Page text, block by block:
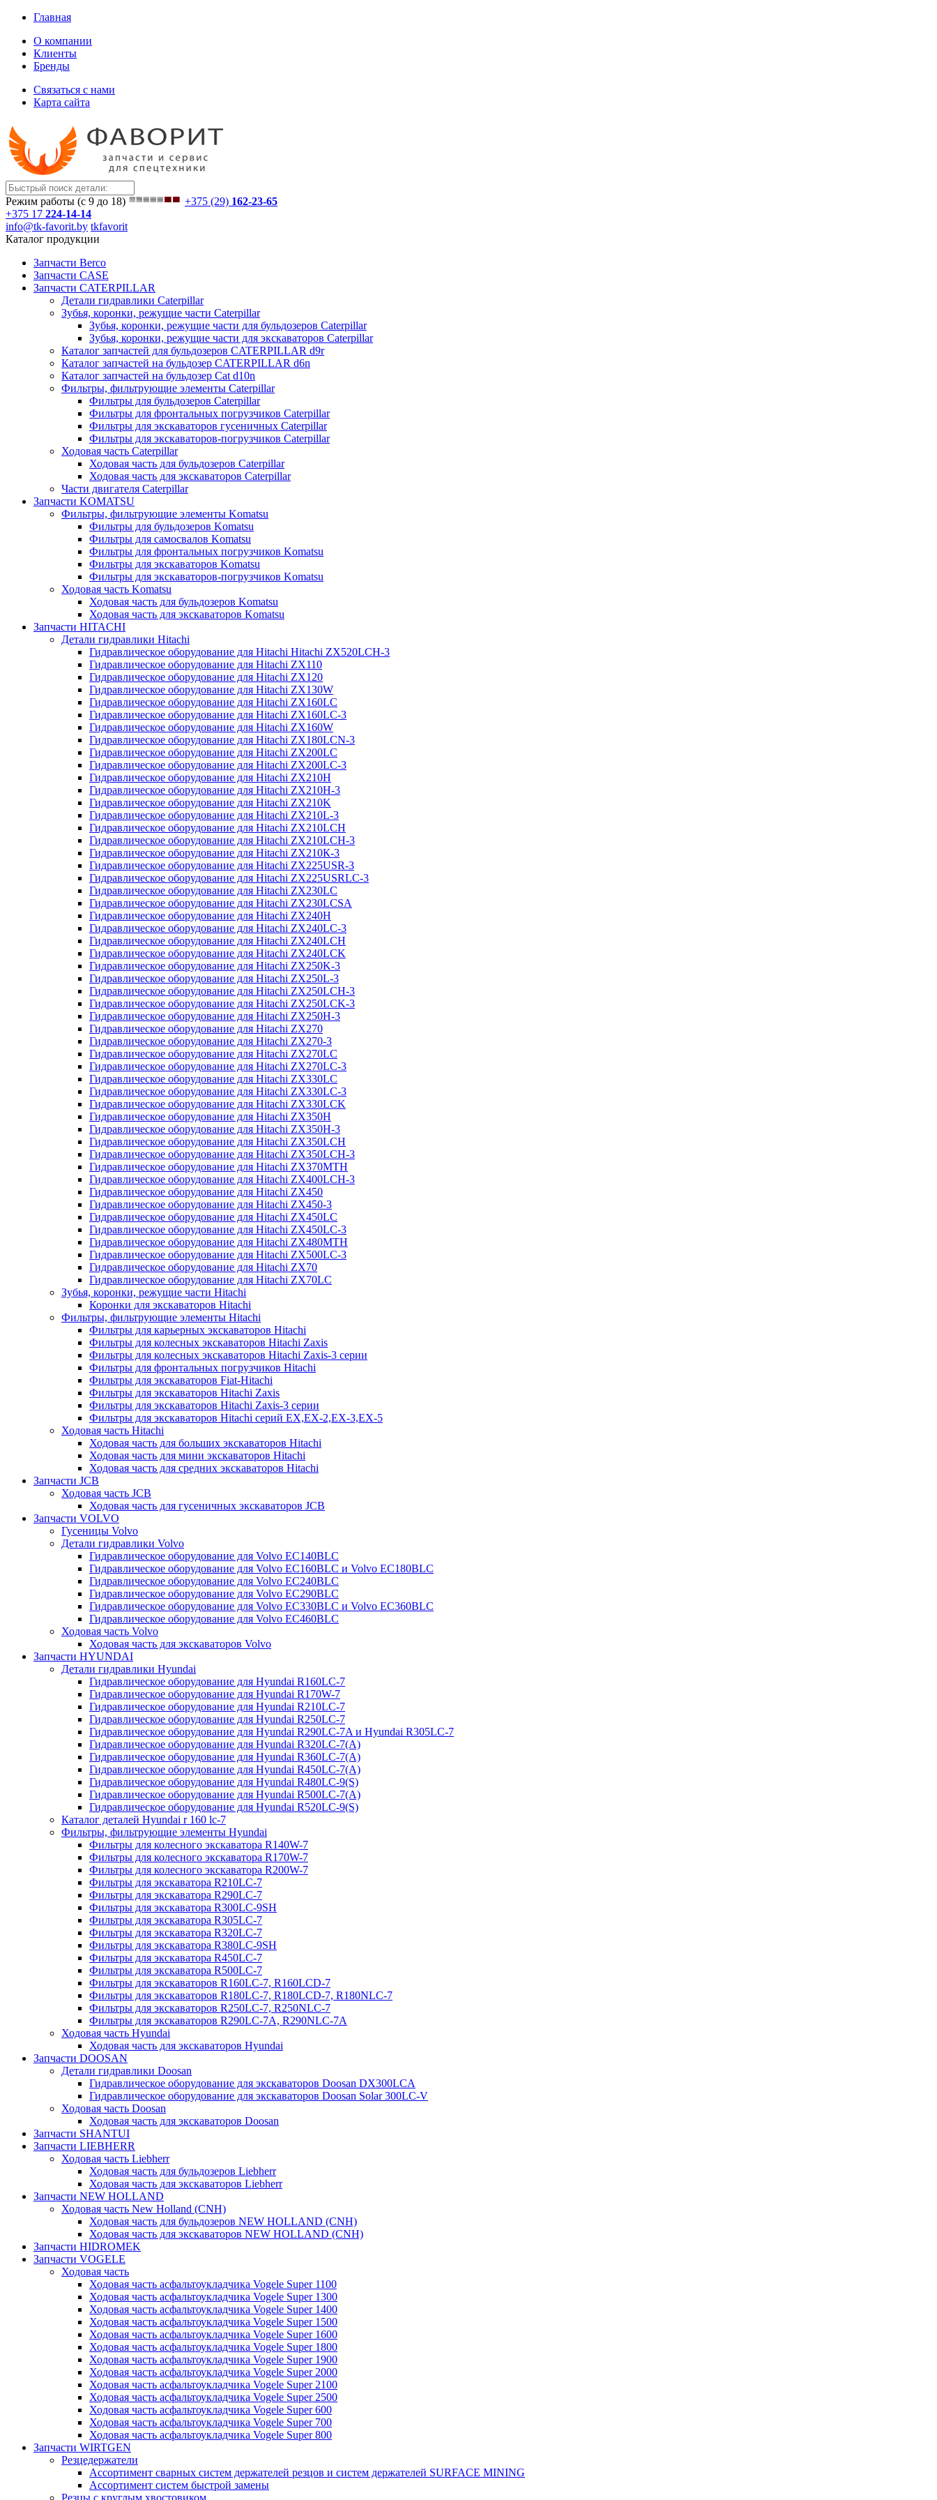
Главная
О компании
Клиенты
Бренды
Связаться с нами
Карта сайта
Режим работы (с 9 до 18) +375 (29) 162-23-65
+375 17 224-14-14
info@tk-favorit.by tkfavorit
Каталог продукции
Запчасти Berco
Запчасти CASE
Запчасти CATERPILLAR
Детали гидравлики Caterpillar
Зубья, коронки, режущие части Caterpillar
Зубья, коронки, режущие части для бульдозеров Caterpillar
Зубья, коронки, режущие части для экскаваторов Caterpillar
Каталог запчастей для бульдозеров CATERPILLAR d9r
Каталог запчастей на бульдозер CATERPILLAR d6n
Каталог запчастей на бульдозер Сat d10n
Фильтры, фильтрующие элементы Caterpillar
Фильтры для бульдозеров Caterpillar
Фильтры для фронтальных погрузчиков Caterpillar
Фильтры для экскаваторов гусеничных Caterpillar
Фильтры для экскаваторов-погрузчиков Caterpillar
Ходовая часть Caterpillar
Ходовая часть для бульдозеров Caterpillar
Ходовая часть для экскаваторов Caterpillar
Части двигателя Caterpillar
Запчасти KOMATSU
Фильтры, фильтрующие элементы Komatsu
Фильтры для бульдозеров Komatsu
Фильтры для самосвалов Komatsu
Фильтры для фронтальных погрузчиков Komatsu
Фильтры для экскаваторов Komatsu
Фильтры для экскаваторов-погрузчиков Komatsu
Ходовая часть Komatsu
Ходовая часть для бульдозеров Komatsu
Ходовая часть для экскаваторов Komatsu
Запчасти HITACHI
Детали гидравлики Hitachi
Гидравлическое оборудование для Hitachi Hitachi ZX520LCH-3
Гидравлическое оборудование для Hitachi ZX110
Гидравлическое оборудование для Hitachi ZX120
Гидравлическое оборудование для Hitachi ZX130W
Гидравлическое оборудование для Hitachi ZX160LC
Гидравлическое оборудование для Hitachi ZX160LC-3
Гидравлическое оборудование для Hitachi ZX160W
Гидравлическое оборудование для Hitachi ZX180LCN-3
Гидравлическое оборудование для Hitachi ZX200LC
Гидравлическое оборудование для Hitachi ZX200LC-3
Гидравлическое оборудование для Hitachi ZX210H
Гидравлическое оборудование для Hitachi ZX210H-3
Гидравлическое оборудование для Hitachi ZX210K
Гидравлическое оборудование для Hitachi ZX210L-3
Гидравлическое оборудование для Hitachi ZX210LCH
Гидравлическое оборудование для Hitachi ZX210LCH-3
Гидравлическое оборудование для Hitachi ZX210К-3
Гидравлическое оборудование для Hitachi ZX225USR-3
Гидравлическое оборудование для Hitachi ZX225USRLC-3
Гидравлическое оборудование для Hitachi ZX230LC
Гидравлическое оборудование для Hitachi ZX230LCSA
Гидравлическое оборудование для Hitachi ZX240H
Гидравлическое оборудование для Hitachi ZX240LC-3
Гидравлическое оборудование для Hitachi ZX240LCH
Гидравлическое оборудование для Hitachi ZX240LCK
Гидравлическое оборудование для Hitachi ZX250K-3
Гидравлическое оборудование для Hitachi ZX250L-3
Гидравлическое оборудование для Hitachi ZX250LCH-3
Гидравлическое оборудование для Hitachi ZX250LCK-3
Гидравлическое оборудование для Hitachi ZX250Н-3
Гидравлическое оборудование для Hitachi ZX270
Гидравлическое оборудование для Hitachi ZX270-3
Гидравлическое оборудование для Hitachi ZX270LC
Гидравлическое оборудование для Hitachi ZX270LC-3
Гидравлическое оборудование для Hitachi ZX330LC
Гидравлическое оборудование для Hitachi ZX330LC-3
Гидравлическое оборудование для Hitachi ZX330LCK
Гидравлическое оборудование для Hitachi ZX350H
Гидравлическое оборудование для Hitachi ZX350H-3
Гидравлическое оборудование для Hitachi ZX350LCH
Гидравлическое оборудование для Hitachi ZX350LCH-3
Гидравлическое оборудование для Hitachi ZX370MTH
Гидравлическое оборудование для Hitachi ZX400LCH-3
Гидравлическое оборудование для Hitachi ZX450
Гидравлическое оборудование для Hitachi ZX450-3
Гидравлическое оборудование для Hitachi ZX450LC
Гидравлическое оборудование для Hitachi ZX450LC-3
Гидравлическое оборудование для Hitachi ZX480MTH
Гидравлическое оборудование для Hitachi ZX500LC-3
Гидравлическое оборудование для Hitachi ZX70
Гидравлическое оборудование для Hitachi ZX70LC
Зубья, коронки, режущие части Hitachi
Коронки для экскаваторов Hitachi
Фильтры, фильтрующие элементы Hitachi
Фильтры для карьерных экскаваторов Hitachi
Фильтры для колесных экскаваторов Hitachi Zaxis
Фильтры для колесных экскаваторов Hitachi Zaxis-3 серии
Фильтры для фронтальных погрузчиков Hitachi
Фильтры для экскаваторов Fiat-Hitachi
Фильтры для экскаваторов Hitachi Zaxis
Фильтры для экскаваторов Hitachi Zaxis-3 серии
Фильтры для экскаваторов Hitachi серий EX,EX-2,EX-3,EX-5
Ходовая часть Hitachi
Ходовая часть для больших экскаваторов Hitachi
Ходовая часть для мини экскаваторов Hitachi
Ходовая часть для средних экскаваторов Hitachi
Запчасти JCB
Ходовая часть JCB
Ходовая часть для гусеничных экскаваторов JCB
Запчасти VOLVO
Гусеницы Volvo
Детали гидравлики Volvo
Гидравлическое оборудование для Volvo EC140BLC
Гидравлическое оборудование для Volvo EC160BLC и Volvo EC180BLC
Гидравлическое оборудование для Volvo EC240BLC
Гидравлическое оборудование для Volvo EC290BLC
Гидравлическое оборудование для Volvo EC330BLC и Volvo EC360BLC
Гидравлическое оборудование для Volvo EC460BLC
Ходовая часть Volvo
Ходовая часть для экскаваторов Volvo
Запчасти HYUNDAI
Детали гидравлики Hyundai
Гидравлическое оборудование для Hyundai R160LC-7
Гидравлическое оборудование для Hyundai R170W-7
Гидравлическое оборудование для Hyundai R210LC-7
Гидравлическое оборудование для Hyundai R250LC-7
Гидравлическое оборудование для Hyundai R290LC-7A и Hyundai R305LC-7
Гидравлическое оборудование для Hyundai R320LC-7(A)
Гидравлическое оборудование для Hyundai R360LC-7(A)
Гидравлическое оборудование для Hyundai R450LC-7(A)
Гидравлическое оборудование для Hyundai R480LC-9(S)
Гидравлическое оборудование для Hyundai R500LC-7(A)
Гидравлическое оборудование для Hyundai R520LC-9(S)
Каталог деталей Hyundai r 160 lc-7
Фильтры, фильтрующие элементы Hyundai
Фильтры для колесного экскаватора R140W-7
Фильтры для колесного экскаватора R170W-7
Фильтры для колесного экскаватора R200W-7
Фильтры для экскаватора R210LC-7
Фильтры для экскаватора R290LC-7
Фильтры для экскаватора R300LC-9SH
Фильтры для экскаватора R305LC-7
Фильтры для экскаватора R320LC-7
Фильтры для экскаватора R380LC-9SH
Фильтры для экскаватора R450LC-7
Фильтры для экскаватора R500LC-7
Фильтры для экскаваторов R160LC-7, R160LCD-7
Фильтры для экскаваторов R180LC-7, R180LCD-7, R180NLC-7
Фильтры для экскаваторов R250LC-7, R250NLC-7
Фильтры для экскаваторов R290LC-7A, R290NLC-7A
Ходовая часть Hyundai
Ходовая часть для экскаваторов Hyundai
Запчасти DOOSAN
Детали гидравлики Doosan
Гидравлическое оборудование для экскаваторов Doosan DX300LCA
Гидравлическое оборудование для экскаваторов Doosan Solar 300LC-V
Ходовая часть Doosan
Ходовая часть для экскаваторов Doosan
Запчасти SHANTUI
Запчасти LIEBHERR
Ходовая часть Liebherr
Ходовая часть для бульдозеров Liebherr
Ходовая часть для экскаваторов Liebherr
Запчасти NEW HOLLAND
Ходовая часть New Holland (CNH)
Ходовая часть для бульдозеров NEW HOLLAND (CNH)
Ходовая часть для экскаваторов NEW HOLLAND (CNH)
Запчасти HIDROMEK
Запчасти VOGELE
Ходовая часть
Ходовая часть асфальтоукладчика Vogele Super 1100
Ходовая часть асфальтоукладчика Vogele Super 1300
Ходовая часть асфальтоукладчика Vogele Super 1400
Ходовая часть асфальтоукладчика Vogele Super 1500
Ходовая часть асфальтоукладчика Vogele Super 1600
Ходовая часть асфальтоукладчика Vogele Super 1800
Ходовая часть асфальтоукладчика Vogele Super 1900
Ходовая часть асфальтоукладчика Vogele Super 2000
Ходовая часть асфальтоукладчика Vogele Super 2100
Ходовая часть асфальтоукладчика Vogele Super 2500
Ходовая часть асфальтоукладчика Vogele Super 600
Ходовая часть асфальтоукладчика Vogele Super 700
Ходовая часть асфальтоукладчика Vogele Super 800
Запчасти WIRTGEN
Резцедержатели
Ассортимент сварных систем держателей резцов и систем держателей SURFACE MINING
Ассортимент систем быстрой замены
Резцы с круглым хвостовиком